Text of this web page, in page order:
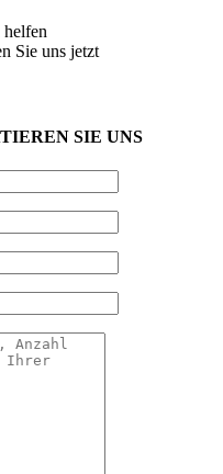
helfen
Sie uns jetzt
SIE UNS